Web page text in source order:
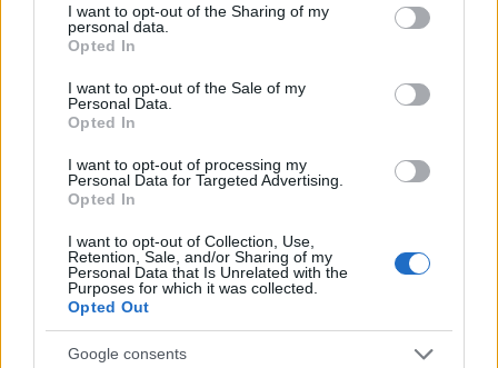
not limited to your visit or usage behaviour. You may click to
grant or deny consent to Google and its third-party tags to
use your data for below specified purposes in below Google
consent section.
I want to opt-out of the Sharing of my
personal data.
Opted In
I want to opt-out of the Sale of my
Personal Data.
Opted In
I want to opt-out of processing my
Personal Data for Targeted Advertising.
Opted In
I want to opt-out of Collection, Use,
Retention, Sale, and/or Sharing of my
Personal Data that Is Unrelated with the
Purposes for which it was collected.
Opted Out
Google consents
Condividi l'articolo
F
a
ce
b
o
o
k
T
w
it
te
Pi
n
te
re
W
at
s
A
p
p
S
a
re
Articolo precedente
Prossimo articolo
NOTIZIE RECENTI
Auto prende fuoco sulla strada statale 125 a